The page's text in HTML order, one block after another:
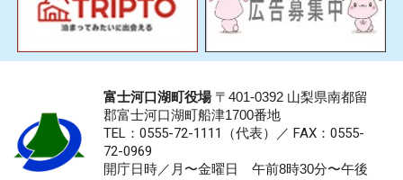
富士河口湖町役場〒401-0392 山梨県南都留
郡富士河口湖町船津1700番地
TEL：0555-72-1111 （代表）／ FAX：0555-
72-0969
開庁日時／月〜金曜日 午前8時30分〜午後